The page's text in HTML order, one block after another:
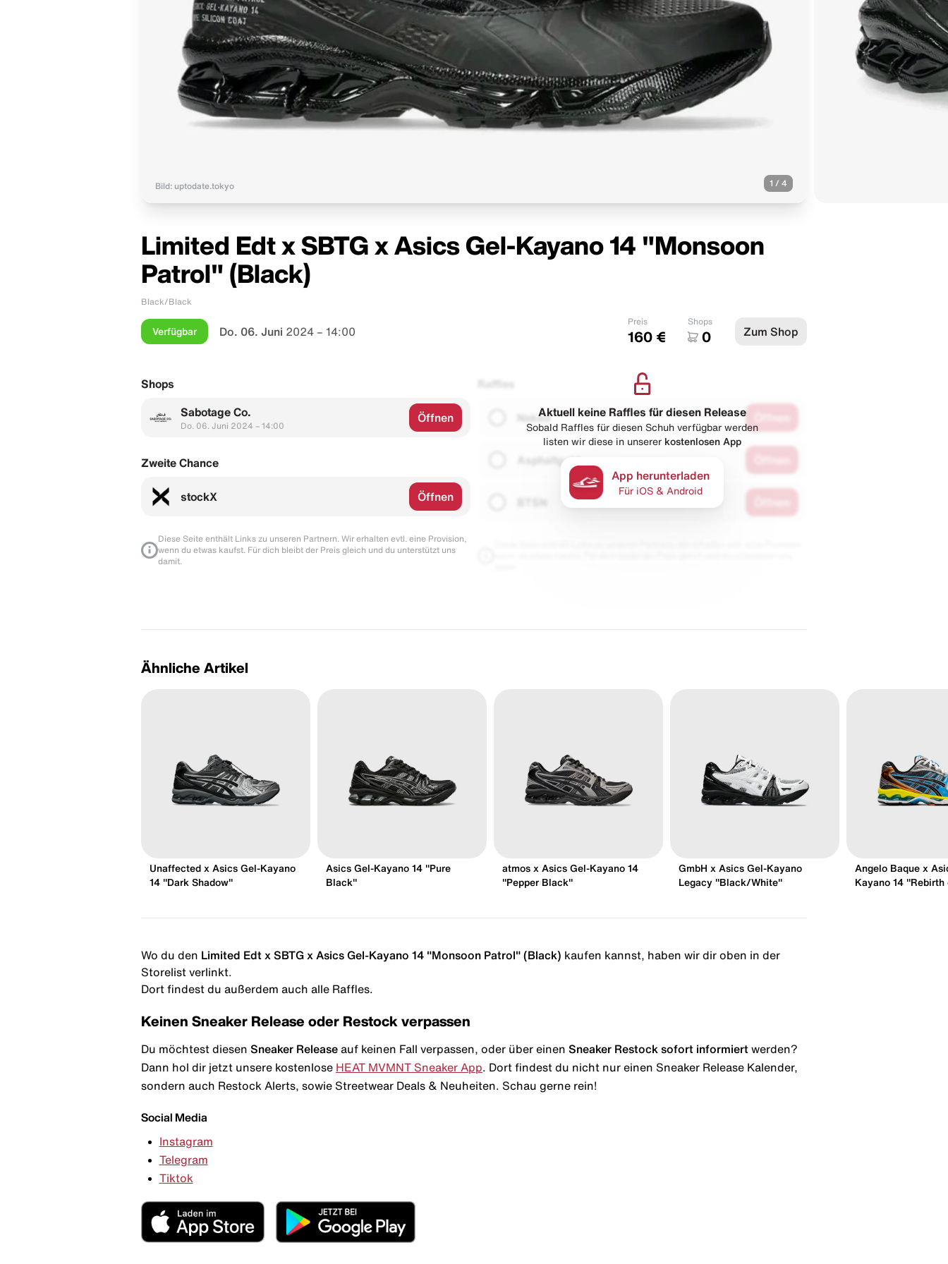
Bild: uptodate.tokyo 1 / 4
Limited Edt x SBTG x Asics Gel-Kayano 14 "Monsoon
Patrol" (Black)
Black/Black
Verfügbar Do. 06. Juni 2024 – 14:00
Preis
160 €
Shops
0 Zum Shop
Shops
Sabotage Co.
Do. 06. Juni 2024 – 14:00
Öffnen
Zweite Chance
stockX Öffnen
Diese Seite enthält Links zu unseren Partnern. Wir erhalten evtl. eine Provision,
wenn du etwas kaufst. Für dich bleibt der Preis gleich und du unterstützt uns
damit.
Raffles
Naked
Asphaltgold
Aktuell keine Raffles für diesen Release
Sobald Raffles für diesen Schuh verfügbar werden
listen wir diese in unserer kostenlosen App
App herunterladen
Für iOS & Android
Ähnliche Artikel
Unaffected x Asics Gel-Kayano
14 "Dark Shadow"
Asics Gel-Kayano 14 "Pure
Black"
atmos x Asics Gel-Kayano 14
"Pepper Black"
GmbH x Asics Gel-Kayano
Legacy "Black/White"
Angelo Baque x
Kayano 14 "Rebirth
Wo du den Limited Edt x SBTG x Asics Gel-Kayano 14 "Monsoon Patrol" (Black) kaufen kannst, haben wir dir oben in der
Storelist verlinkt.
Dort findest du außerdem auch alle Raffles.
Keinen Sneaker Release oder Restock verpassen
Du möchtest diesen Sneaker Release auf keinen Fall verpassen, oder über einen Sneaker Restock sofort informiert werden?
Dann hol dir jetzt unsere kostenlose HEAT MVMNT Sneaker App . Dort findest du nicht nur einen Sneaker Release Kalender,
sondern auch Restock Alerts, sowie Streetwear Deals & Neuheiten. Schau gerne rein!
Social Media
Instagram
Telegram
Tiktok